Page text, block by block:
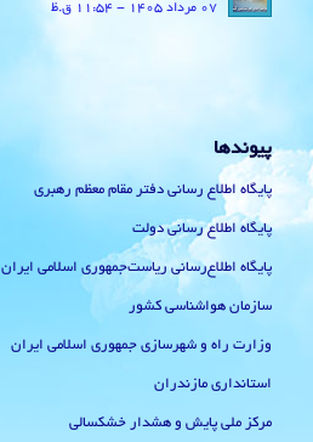
07 مرداد 1405 - 11:54 ق.ظ
پیوندها
پایگاه اطلاع رسانی دفتر مقام معظم رهبری
پایگاه اطلاع رسانی دولت
پایگاه اطلاع‌رسانی ریاست‌جمهوری اسلامی ایران
سازمان هواشناسی کشور
وزارت راه و شهرسازی جمهوری اسلامی ایران
استانداری مازندران
مرکز ملی پایش و هشدار خشکسالی